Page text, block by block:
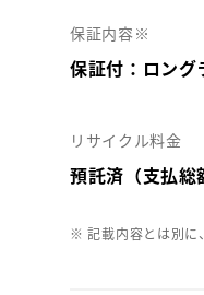
保証内容※
保証付：ロング
リサイクル料金
預託済（支払総
※ 記載内容とは別に